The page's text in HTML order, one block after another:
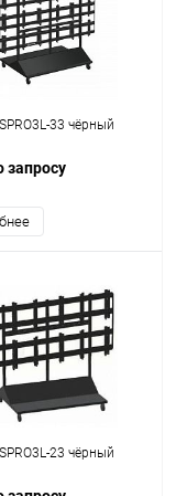
33 чёрный
запросу
23 чёрный